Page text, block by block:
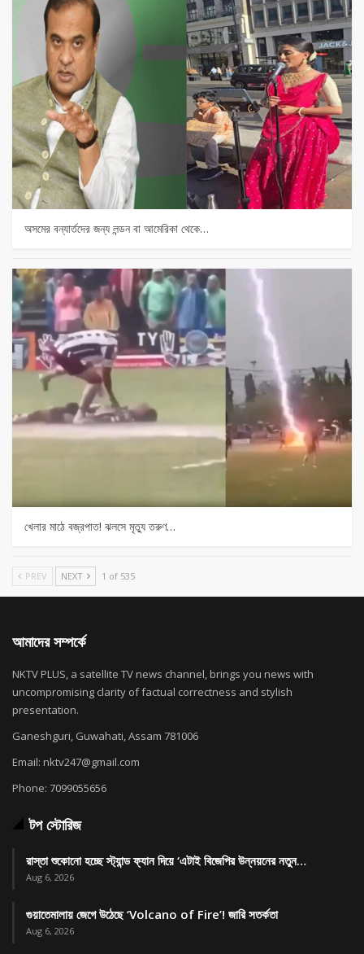
অসমের বন্যার্তদের জন্য লন্ডন বা আমেরিকা থেকে…
খেলার মাঠে বজ্রপাত! ঝলসে মৃত্যু তরুণ…
PREV NEXT 1 of 535
আমাদের সম্পর্কে
NKTV PLUS, a satellite TV news channel, brings you news with
uncompromising clarity of factual correctness and stylish
presentation.
Ganeshguri, Guwahati, Assam 781006
Email: nktv247@gmail.com
Phone: 7099055656
টপ স্টোরিজ
রাস্তা শুকোনো হচ্ছে স্ট্যান্ড ফ্যান দিয়ে ‘এটাই বিজেপির উন্নয়নের নতুন…
Aug 6, 2026
গুয়াতেমালায় জেগে উঠেছে ‘Volcano of Fire’! জারি সতর্কতা
Aug 6, 2026